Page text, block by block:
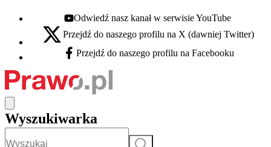
Youtube - otwiera się w nowej karcie
Odwiedź nasz kanał w serwisie YouTube
X - otwiera się w nowej karcie
Przejdź do naszego profilu na X (dawniej Twitter)
Facebook - otwiera się w nowej karcie
Przejdź do naszego profilu na Facebooku
Wyszukiwarka
Szukaj